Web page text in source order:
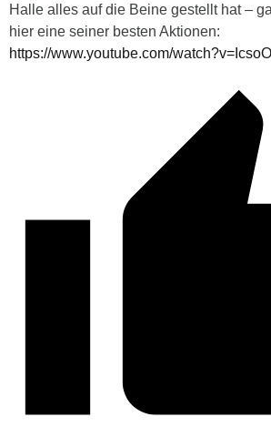
Halle alles auf die Beine gestellt hat –
hier eine seiner besten Aktionen:
https://www.youtube.com/